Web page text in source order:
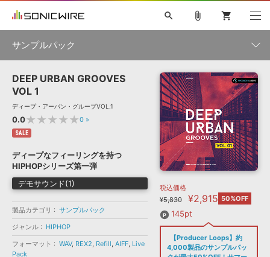
ソフト音源 »
プラグイン・エフェクト »
サンプルパック »
ソフトウェア／ツール »
DAW »
キャンペーン »
特集 »
ニュースレター »
SONICWIREブログ »
製品サポート情報 »
DTMガイド »
FAQ »
音楽カード
楽曲配信流通サービス
search
初音ミク NT 鏡音リン・レン V4X 巡音ルカ V4X
MEIKO V3
KAITO V3
TOONTRACK
SPITFIRE AUDIO
VIENNA
EZ DRUMMER 3
ライセンスフリーBGM
ボーカル抜き出し
DUBSTEP
MUTANT
ROUTER.FM
SONOCA
ソフト音源 プラグイン・エフェクト
ソフトウェア／ツール 効果音
attach_file shopping_cart
サンプルパック
製品一覧
ジャンル
フォーマット
DEEP URBAN GROOVES
VOL 1
ディープ・アーバン・グルーブVOL.1
0.0★★★★★0 »
SALE
ディープなフィーリングを持つ
HIPHOPシリーズ第一弾
デモサウンド(1)
製品カテゴリ
サンプルパック
ジャンル
HIPHOP
フォーマット
WAV, REX2, Refill, AIFF, Live
Pack
税込価格
¥5,830
¥2,915 50%OFF
145pt
【Producer Loops】約
4,000製品のサンプルパッ